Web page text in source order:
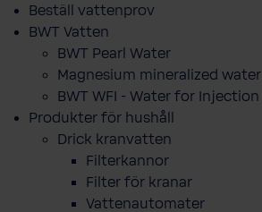
Beställ vattenprov
BWT Vatten
BWT Pearl Water
Magnesium mineralized water
BWT WFI - Water for Injection
Produkter för hushåll
Drick kranvatten
Filterkannor
Filter för kranar
Vattenautomater